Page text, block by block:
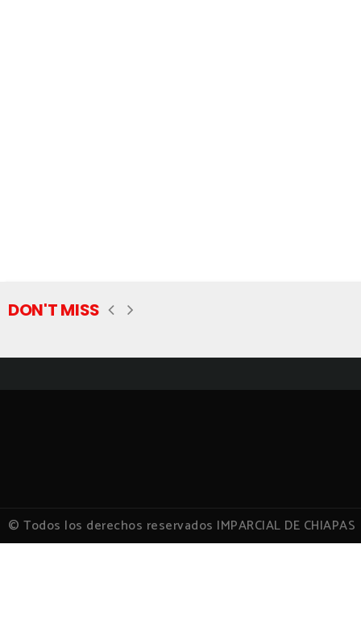
DON'T MISS
© Todos los derechos reservados IMPARCIAL DE CHIAPAS